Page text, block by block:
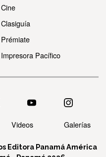
Cine
Clasiguía
Prémiate
Impresora Pacífico
Videos Galerías
Editora Panamá América